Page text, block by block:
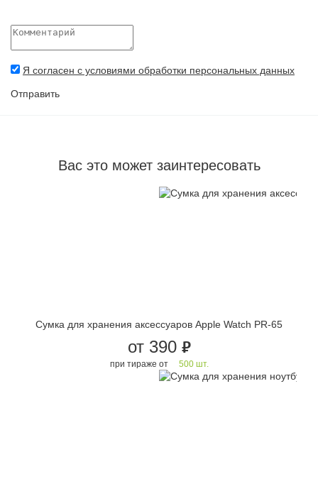
Я согласен с условиями обработки персональных данных
Отправить
Вас это может заинтересовать
Сумка для хранения аксессуаров Apple Watch PR-65
от 390 руб.
при тираже от 500 шт.